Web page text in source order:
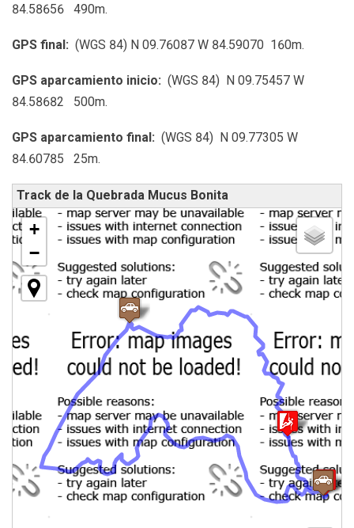
84.58656 490m.
GPS final: (WGS 84) N 09.76087 W 84.59070 160m.
GPS aparcamiento inicio: (WGS 84) N 09.75457 W
84.58682 500m.
GPS aparcamiento final: (WGS 84) N 09.77305 W
84.60785 25m.
Track de la Quebrada Mucus Bonita
+
−